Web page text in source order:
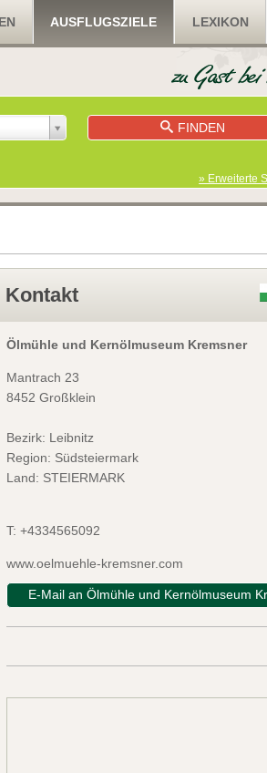
AUSFLUGSZIELE LEXIKON
FINDEN
» Erweiterte
Kontakt
Ölmühle und Kernölmuseum Kremsner
Mantrach 23
8452 Großklein
Bezirk: Leibnitz
Region: Südsteiermark
Land: STEIERMARK
T: +4334565092
www.oelmuehle-kremsner.com
E-Mail an Ölmühle und Kernölmuseum